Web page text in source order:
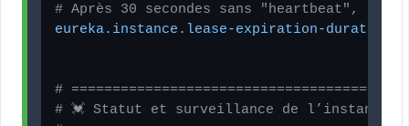
# Après 30 secondes sans "heartbeat",
eureka.instance.lease-expiration-duration-
#
# 💓 Statut et surveillance de l’instance